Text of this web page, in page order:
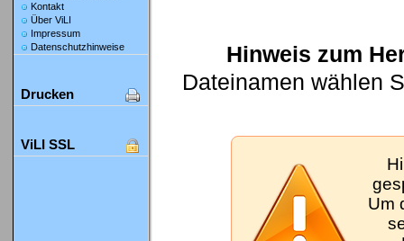
Kontakt
Über ViLI
Impressum
Datenschutzhinweise
Drucken
ViLI SSL
Hinweis zum
Dateinamen wählen
Um